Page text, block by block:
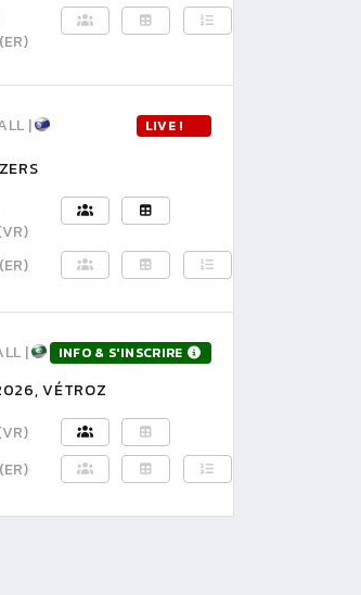
(ER)
| LIVE !
(ER)
| INFO & S'INSCRIRE
VÉTROZ
(ER)